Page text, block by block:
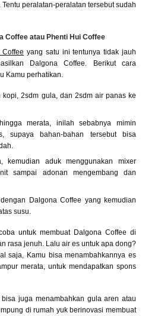
peralatan-peralatan tersebut sudah
Coffee atau Phenti Hui Coffee
yang satu ini tentunya tidak jauh
Dalgona Coffee. Berikut cara
Kamu perhatikan.
2sdm gula, dan 2sdm air panas ke
merata, inilah sebabnya mimin
supaya bahan-bahan tersebut bisa
kemudian aduk menggunakan mixer
sampai adonan mengembang dan
Dalgona Coffee yang kemudian
susu.
untuk membuat Dalgona Coffee di
rasa jenuh. Lalu air es untuk apa dong?
saja, Kamu bisa menambahkannya es
merata, untuk mendapatkan spons
juga menambahkan gula aren atau
di rumah yuk berinovasi membuat